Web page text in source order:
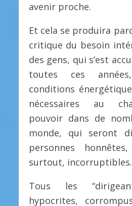
avenir proche.
Et cela se produira
critique du besoin
des gens, qui s’est
toutes ces
conditions
nécessaires au
pouvoir dans de
monde, qui seront
personnes
surtout, incorruptibles.
Tous les
hypocrites,